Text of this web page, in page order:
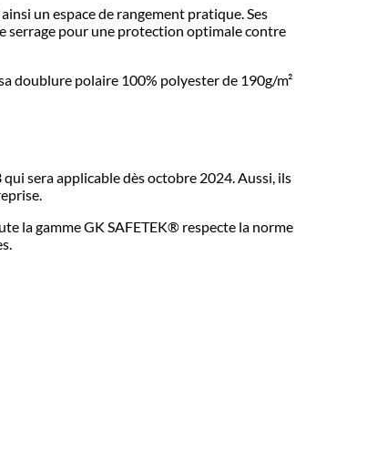
un espace de rangement pratique. Ses
serrage pour une protection optimale contre
doublure polaire 100% polyester de 190g/m²
sera applicable dès octobre 2024. Aussi, ils
la gamme GK SAFETEK®️ respecte la norme